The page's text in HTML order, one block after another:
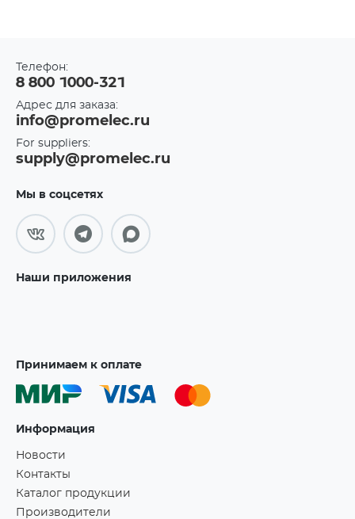
Телефон:
8 800 1000-321
Адрес для заказа:
info@promelec.ru
For suppliers:
supply@promelec.ru
Мы в соцсетях
Наши приложения
Принимаем к оплате
Информация
Новости
Контакты
Каталог продукции
Производители